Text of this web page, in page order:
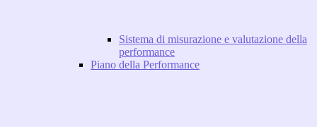
Sistema di misurazione e valutazione della
performance
Piano della Performance